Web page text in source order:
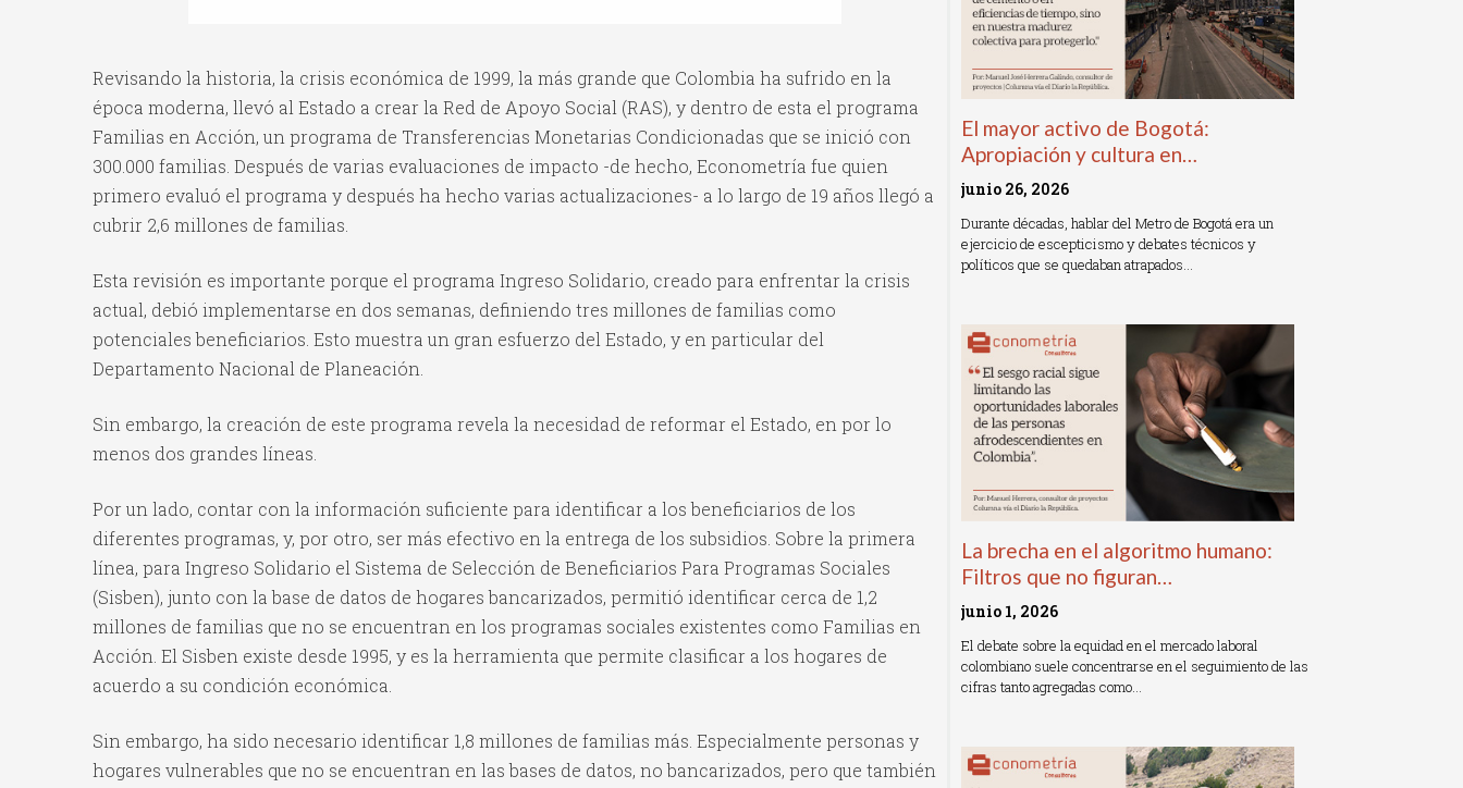
Revisando la historia, la crisis económica de 1999, la más grande que Colombia ha sufrido en la
época moderna, llevó al Estado a crear la Red de Apoyo Social (RAS), y dentro de esta el programa
Familias en Acción, un programa de Transferencias Monetarias Condicionadas que se inició con
300.000 familias. Después de varias evaluaciones de impacto -de hecho, Econometría fue quien
primero evaluó el programa y después ha hecho varias actualizaciones- a lo largo de 19 años llegó a
cubrir 2,6 millones de familias.
Esta revisión es importante porque el programa Ingreso Solidario, creado para enfrentar la crisis
actual, debió implementarse en dos semanas, definiendo tres millones de familias como
potenciales beneficiarios. Esto muestra un gran esfuerzo del Estado, y en particular del
Departamento Nacional de Planeación.
Sin embargo, la creación de este programa revela la necesidad de reformar el Estado, en por lo
menos dos grandes líneas.
Por un lado, contar con la información suficiente para identificar a los beneficiarios de los
diferentes programas, y, por otro, ser más efectivo en la entrega de los subsidios. Sobre la primera
línea, para Ingreso Solidario el Sistema de Selección de Beneficiarios Para Programas Sociales
(Sisben), junto con la base de datos de hogares bancarizados, permitió identificar cerca de 1,2
millones de familias que no se encuentran en los programas sociales existentes como Familias en
Acción. El Sisben existe desde 1995, y es la herramienta que permite clasificar a los hogares de
acuerdo a su condición económica.
Sin embargo, ha sido necesario identificar 1,8 millones de familias más. Especialmente personas y
hogares vulnerables que no se encuentran en las bases de datos, no bancarizados, pero que también
El mayor activo de Bogotá:
Apropiación y cultura en…
junio 26, 2026
Durante décadas, hablar del Metro de Bogotá era un
ejercicio de escepticismo y debates técnicos y
políticos que se quedaban atrapados…
La brecha en el algoritmo humano:
Filtros que no figuran…
junio 1, 2026
El debate sobre la equidad en el mercado laboral
colombiano suele concentrarse en el seguimiento de las
cifras tanto agregadas como…